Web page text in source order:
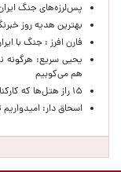
پس‌لرزه‌های جنگ
بهترین هدیه روز
فارن افرز : جنگ با
یحیی سریع: هرگونه
هم می‌کوبیم
۱۵ راز هتل‌ها که کارکنانشان فاش کردند
اسحاق دار: